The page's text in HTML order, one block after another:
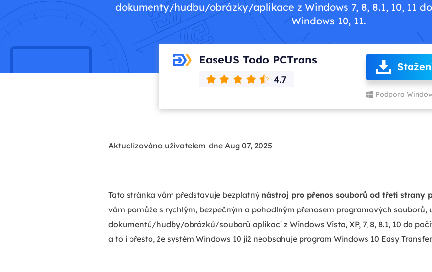
dokumenty/hudbu/obrázky/aplikace z Windows 7, 8, 8.1, 10, 11
Windows 10, 11.
EaseUS Todo PCTrans
Podpora
Aktualizováno uživatelem dne Aug 07, 2025
Tato stránka vám představuje bezplatný nástroj pro přenos souborů od třetí strany
vám pomůže s rychlým, bezpečným a pohodlným přenosem programových souborů,
dokumentů/hudby/obrázků/souborů aplikací z Windows Vista, XP, 7, 8, 8.1, 10 do
a to i přesto, že systém Windows 10 již neobsahuje program Windows 10 Easy Transfer.